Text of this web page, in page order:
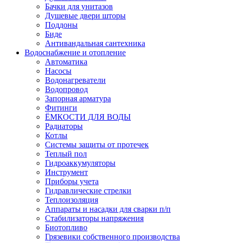
Бачки для унитазов
Душевые двери шторы
Поддоны
Биде
Антивандальная сантехника
Водоснабжение и отопление
Автоматика
Насосы
Водонагреватели
Водопровод
Запорная арматура
Фитинги
ЁМКОСТИ ДЛЯ ВОДЫ
Радиаторы
Котлы
Системы защиты от протечек
Теплый пол
Гидроаккумуляторы
Инструмент
Приборы учета
Гидравлические стрелки
Теплоизоляция
Аппараты и насадки для сварки п/п
Стабилизаторы напряжения
Биотопливо
Грязевики собственного производства